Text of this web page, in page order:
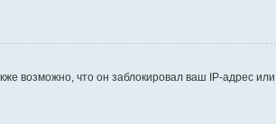
возможно, что он заблокировал ваш IP-адрес